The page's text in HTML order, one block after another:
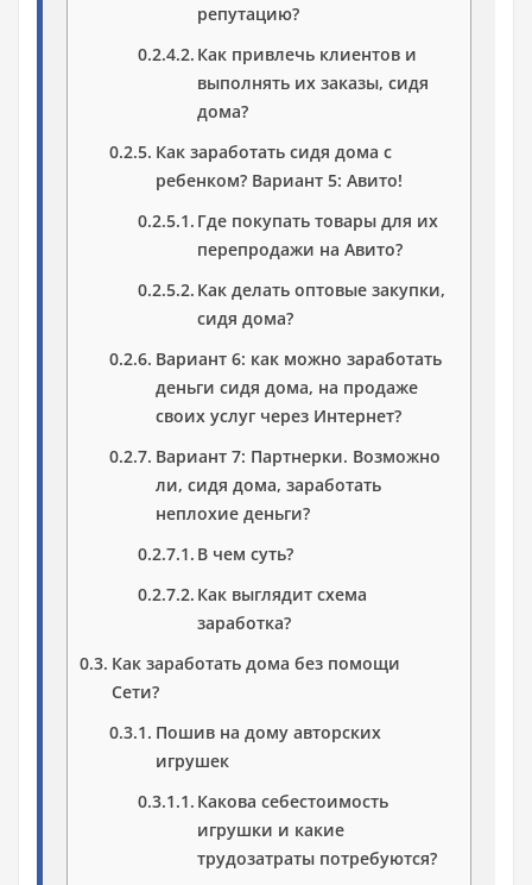
репутацию?
Как привлечь клиентов и
выполнять их заказы, сидя
дома?
Как заработать сидя дома с
ребенком? Вариант 5: Авито!
Где покупать товары для их
перепродажи на Авито?
Как делать оптовые закупки,
сидя дома?
Вариант 6: как можно заработать
деньги сидя дома, на продаже
своих услуг через Интернет?
Вариант 7: Партнерки. Возможно
ли, сидя дома, заработать
неплохие деньги?
В чем суть?
Как выглядит схема
заработка?
Как заработать дома без помощи
Сети?
Пошив на дому авторских
игрушек
Какова себестоимость
игрушки и какие
трудозатраты потребуются?